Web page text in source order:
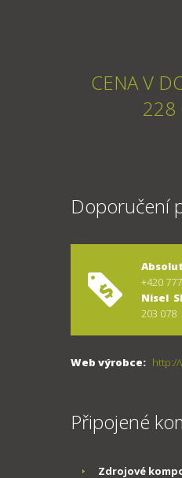
CENA V
228
Doporučení
+420
Nisel
203 078
Web výrobce: http://
Připojené
Zdrojové